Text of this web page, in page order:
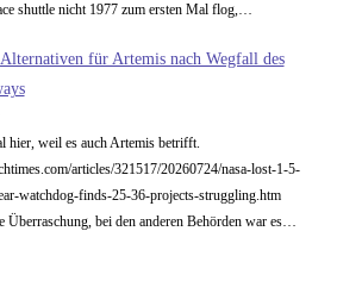
shuttle nicht 1977 zum ersten Mal flog,…
Alternativen für Artemis nach Wegfall des
hier, weil es auch Artemis betrifft.
articles/321517/20260724/nasa-lost-1-5-
watchdog-finds-25-36-projects-struggling.htm
Überraschung, bei den anderen Behörden war es…